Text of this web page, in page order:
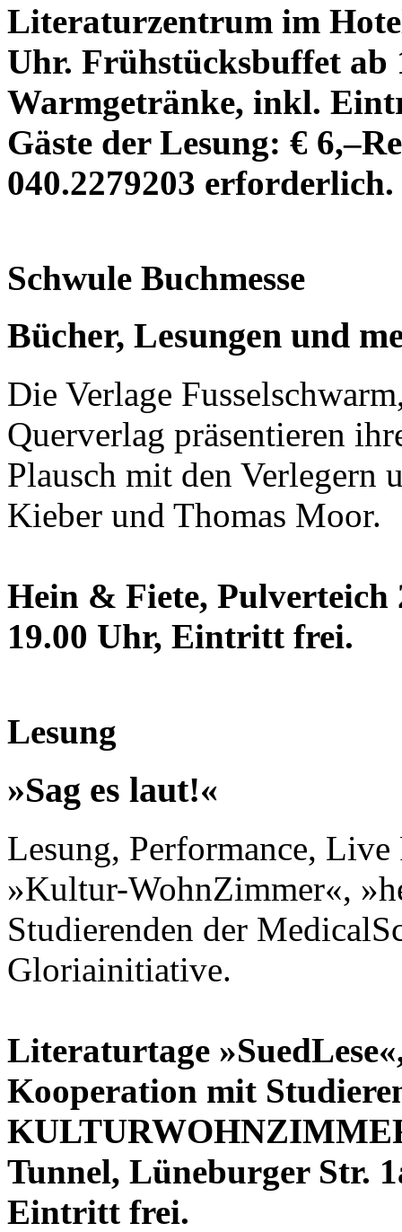
Literaturzentrum im
Uhr. Frühstücksbuffet ab
Warmgetränke, inkl.
Gäste der Lesung: €
040.2279203 erforderlich.
Schwule Buchmesse
Bücher, Lesungen und
Die Verlage
Querverlag präsentieren
Plausch mit den Verlegern
Kieber und Thomas Moor.
Hein & Fiete, Pulverteich
19.00 Uhr, Eintritt frei.
Lesung
»Sag es laut!«
Lesung, Performance,
»Kultur-WohnZimmer«,
Studierenden der
Gloriainitiative.
Literaturtage
Kooperation mit
Tunnel, Lüneburger Str.
Eintritt frei.